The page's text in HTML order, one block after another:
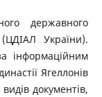
державного
України).
інформаційним
Ягеллонів
документів,